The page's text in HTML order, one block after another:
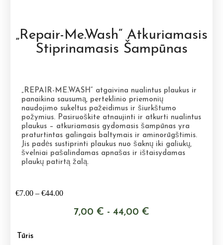
įvertinimų:
„Repair-Me.Wash“ Atkuriamasis
Stiprinamasis Šampūnas
„REPAIR-ME.WASH“ atgaivina nualintus plaukus ir
panaikina sausumą, perteklinio priemonių
naudojimo sukeltus pažeidimus ir šiurkštumo
požymius. Pasiruoškite atnaujinti ir atkurti nualintus
plaukus – atkuriamasis gydomasis šampūnas yra
praturtintas galingais baltymais ir aminorūgštimis.
Jis padės sustiprinti plaukus nuo šaknų iki galiukų,
švelniai pašalindamas apnašas ir ištaisydamas
plaukų patirtą žalą.
€7.00 – €44.00Price
€7.007,00 € - 44,00 €
Tūris